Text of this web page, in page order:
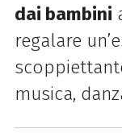
dai bambini
regalare
musica,